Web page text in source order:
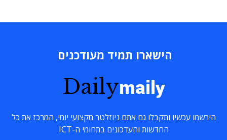
הישארו תמיד מעודכנים
Dailymaily
הירשמו עכשיו ותקבלו גם אתם ניוזלטר מקצועי יומי, המרכז את כל
החדשות והעדכונים בתחומי ה-ICT